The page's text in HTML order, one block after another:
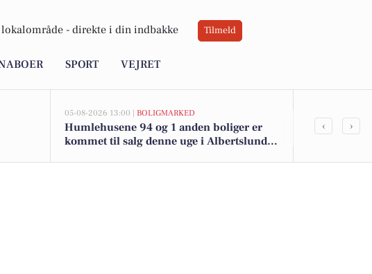
lokalområde - direkte i din indbakke Tilmeld
SPORT VEJRET
05-08-2026 13:00 | BOLIGMARKED
Humlehusene 94 og 1 anden boliger er
kommet til salg denne uge i Albertslund -
Top 6 over
‹ ›